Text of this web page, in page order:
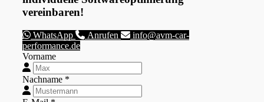
vereinbaren!
WhatsApp Anrufen
info@avm-car-
performance.de
Vorname
Nachname *